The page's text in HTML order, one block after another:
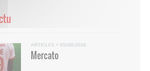
ARTICLES • 05/08/2026
Mercato